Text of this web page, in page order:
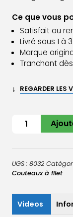
Ce que vous
Satisfait ou
Livré sous 1 à
Marque
Tranchant
↓ REGARDER LES
quantité
saumon
UGS : 8032
Couteaux à filet
Videos